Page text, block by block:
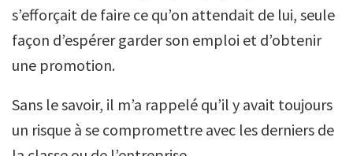
s’efforçait de faire ce qu’on attendait de lui, seule
façon d’espérer garder son emploi et d’obtenir
une promotion.
Sans le savoir, il m’a rappelé qu’il y avait toujours
un risque à se compromettre avec les derniers de